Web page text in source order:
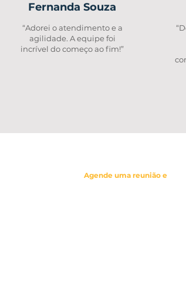
Fernanda Souza
“Adorei o atendimento e a
agilidade. A equipe foi
incrível do começo ao fim!”
Agende uma reunião e